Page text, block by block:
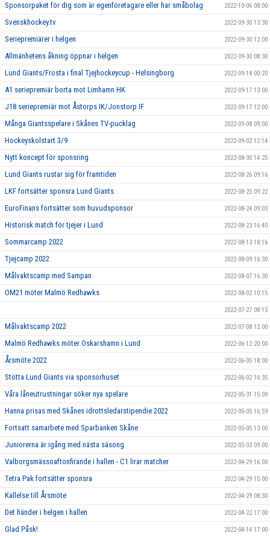
Sponsorpaket för dig som är egenföretagare eller har småbolag 2022-10-06 08:00
Svenskhockey.tv 2022-09-30 13:30
Seriepremiärer i helgen 2022-09-30 12:00
Allmänhetens åkning öppnar i helgen 2022-09-30 08:30
Lund Giants/Frosta i final Tjejhockeycup - Helsingborg 2022-09-18 00:20
A1 seriepremiär borta mot Limhamn HK 2022-09-17 13:00
J18 seriepremiär mot Åstorps IK/Jonstorp IF 2022-09-17 12:00
Många Giantsspelare i Skånes TV-pucklag 2022-09-08 09:00
Hockeyskolstart 3/9 2022-09-02 12:14
Nytt koncept för sponsring 2022-08-30 14:25
Lund Giants rustar sig för framtiden 2022-08-26 09:16
LKF fortsätter sponsra Lund Giants 2022-08-25 09:22
EuroFinans fortsätter som huvudsponsor 2022-08-24 09:03
Historisk match för tjejer i Lund 2022-08-23 16:40
Sommarcamp 2022 2022-08-13 18:16
Tjejcamp 2022 2022-08-09 16:30
Målvaktscamp med Sampan 2022-08-07 16:30
OM21 möter Malmö Redhawks 2022-08-02 10:15
2022-07-27 08:15
Målvaktscamp 2022 2022-07-08 12:00
Malmö Redhawks möter Oskarshamn i Lund 2022-06-12 20:00
Årsmöte 2022 2022-06-05 18:00
Stötta Lund Giants via sponsorhuset 2022-06-02 16:35
Våra låneutrustningar söker nya spelare 2022-05-31 15:00
Hanna prisas med Skånes idrottsledarstipendie 2022 2022-05-05 16:59
Fortsatt samarbete med Sparbanken Skåne 2022-05-05 13:00
Juniorerna är igång med nästa säsong 2022-05-03 09:00
Valborgsmässoaftonfirande i hallen - C1 lirar matcher 2022-04-29 16:00
Tetra Pak fortsätter sponsra 2022-04-29 15:00
Kallelse till Årsmöte 2022-04-29 08:30
Det händer i helgen i hallen 2022-04-22 17:00
Glad Påsk! 2022-04-14 17:00